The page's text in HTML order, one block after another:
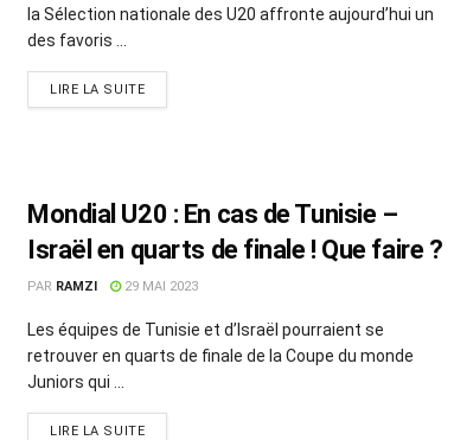
la Sélection nationale des U20 affronte aujourd’hui un
des favoris ...
LIRE LA SUITE
Mondial U20 : En cas de Tunisie –
Israël en quarts de finale ! Que faire ?
PAR RAMZI 29 MAI 2023
Les équipes de Tunisie et d’Israël pourraient se
retrouver en quarts de finale de la Coupe du monde
Juniors qui ...
LIRE LA SUITE